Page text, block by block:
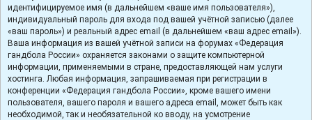
идентифицируемое имя (в дальнейшем «ваше имя пользователя»),
индивидуальный пароль для входа под вашей учётной записью (далее
«ваш пароль») и реальный адрес email (в дальнейшем «ваш адрес email»).
Ваша информация из вашей учётной записи на форумах «Федерация
гандбола России» охраняется законами о защите компьютерной
информации, применяемыми в стране, предоставляющей нам услуги
хостинга. Любая информация, запрашиваемая при регистрации в
конференции «Федерация гандбола России», кроме вашего имени
пользователя, вашего пароля и вашего адреса email, может быть как
необходимой, так и необязательной ко вводу, на усмотрение